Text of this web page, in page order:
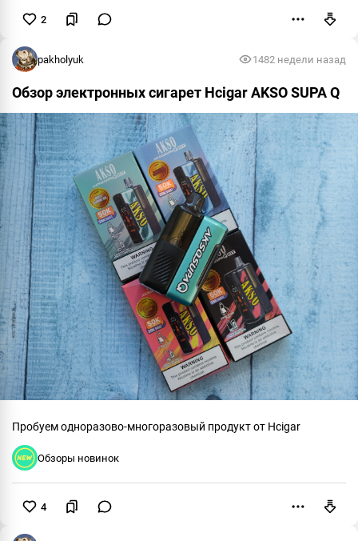
2
pakholyuk 1482 недели назад
Обзор электронных сигарет Hcigar AKSO SUPA Q
Пробуем одноразово-многоразовый продукт от Hcigar
Обзоры новинок
4
Пожаловаться